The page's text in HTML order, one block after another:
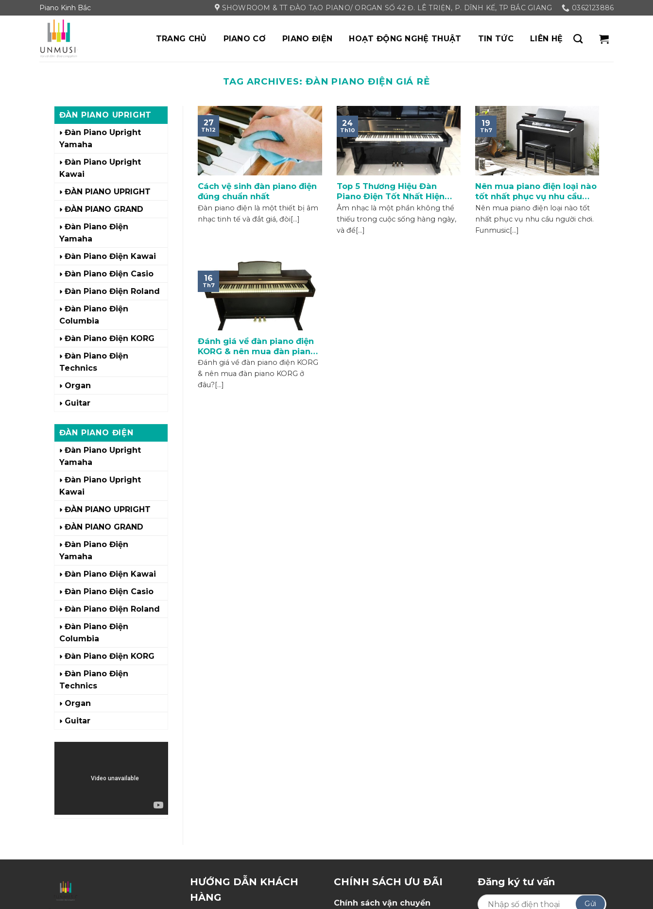
to
Piano Kinh Bắc SHOWROOM & TT ĐÀO TẠO PIANO/ ORGAN SỐ 42 Đ. LÊ TRIỆN, P. DĨNH KẾ, TP BẮC GIANG 0362123886
TRANG CHỦ PIANO CƠ PIANO ĐIỆN HOẠT ĐỘNG NGHỆ THUẬT TIN TỨC LIÊN HỆ
TAG ARCHIVES: ĐÀN PIANO ĐIỆN GIÁ RẺ
ĐÀN PIANO UPRIGHT
Đàn Piano Upright
Yamaha
Đàn Piano Upright
Kawai
ĐÀN PIANO UPRIGHT
ĐÀN PIANO GRAND
Đàn Piano Điện
Yamaha
Đàn Piano Điện Kawai
Đàn Piano Điện Casio
Đàn Piano Điện Roland
Đàn Piano Điện
Columbia
Đàn Piano Điện KORG
Đàn Piano Điện
Technics
Organ
Guitar
ĐÀN PIANO ĐIỆN
Đàn Piano Upright
Yamaha
Đàn Piano Upright
Kawai
ĐÀN PIANO UPRIGHT
ĐÀN PIANO GRAND
Đàn Piano Điện
Yamaha
Đàn Piano Điện Kawai
Đàn Piano Điện Casio
Đàn Piano Điện Roland
Đàn Piano Điện
Columbia
Đàn Piano Điện KORG
Đàn Piano Điện
Technics
Organ
Guitar
Cách vệ sinh đàn piano điện
đúng chuẩn nhất
Đàn piano điện là một thiết bị âm
nhạc tinh tế và đắt giá, đòi[...]
27
Th12
Top 5 Thương Hiệu Đàn
Piano Điện Tốt Nhất Hiện
Nay
Âm nhạc là một phần không thể
thiếu trong cuộc sống hàng ngày,
và để[...]
24
Th10
Nên mua piano điện loại nào
tốt nhất phục vụ nhu cầu
người chơi
Nên mua piano điện loại nào tốt
nhất phục vụ nhu cầu người chơi.
Funmusic[...]
19
Th7
Đánh giá về đàn piano điện
KORG & nên mua đàn piano
KORG ở đâu?
Đánh giá về đàn piano điện KORG
& nên mua đàn piano KORG ở
đâu?[...]
16
Th7
HƯỚNG DẪN KHÁCH
HÀNG
CHÍNH SÁCH ƯU ĐÃI
Chính sách vận chuyển
Đăng ký tư vấn